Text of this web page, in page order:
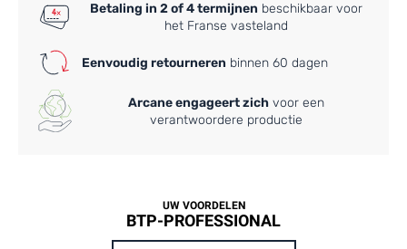
Betaling in 2 of 4 termijnen beschikbaar voor
het Franse vasteland
Eenvoudig retourneren binnen 60 dagen
Arcane engageert zich voor een
verantwoordere productie
UW VOORDELEN
BTP-PROFESSIONAL